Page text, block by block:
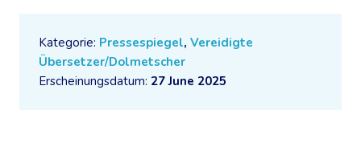
Kategorie: Pressespiegel, Vereidigte
Übersetzer/Dolmetscher
Erscheinungsdatum: 27 June 2025